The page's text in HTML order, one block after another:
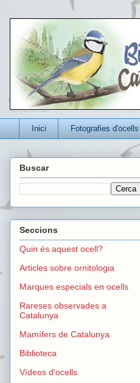
Un blog per conèixer millor els ocells que viuen a Catalunya
Inici Fotografies d'ocells
Buscar
Seccions
Quin és aquest ocell?
Articles sobre ornitologia
Marques especials en ocells
Rareses observades a
Catalunya
Mamífers de Catalunya
Biblioteca
Vídeos d'ocells